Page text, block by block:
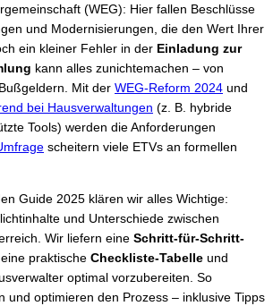
(WEG): Hier fallen Beschlüsse
und Modernisierungen, die den Wert Ihrer
ein kleiner Fehler in der Einladung zur
kann alles zunichtemachen – von
Mit der WEG-Reform 2024 und
bei Hausverwaltungen (z. B. hybride
Tools) werden die Anforderungen
scheitern viele ETVs an formellen
Guide 2025 klären wir alles Wichtige:
und Unterschiede zwischen
Wir liefern eine Schritt-für-Schritt-
, eine praktische Checkliste-Tabelle und
optimal vorzubereiten. So
und optimieren den Prozess – inklusive Tipps